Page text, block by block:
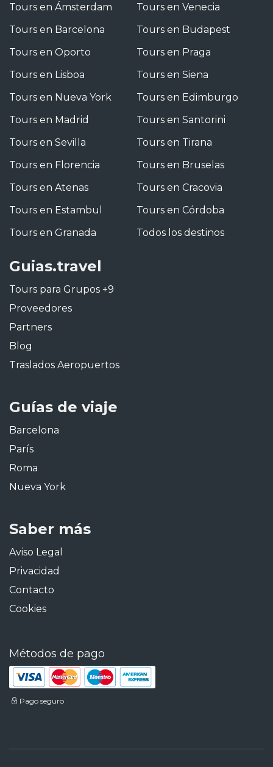
Tours en Ámsterdam
Tours en Barcelona
Tours en Oporto
Tours en Lisboa
Tours en Nueva York
Tours en Madrid
Tours en Sevilla
Tours en Florencia
Tours en Atenas
Tours en Estambul
Tours en Granada
Tours en Venecia
Tours en Budapest
Tours en Praga
Tours en Siena
Tours en Edimburgo
Tours en Santorini
Tours en Tirana
Tours en Bruselas
Tours en Cracovia
Tours en Córdoba
Todos los destinos
Guias.travel
Tours para Grupos +9
Proveedores
Partners
Blog
Traslados Aeropuertos
Guías de viaje
Barcelona
París
Roma
Nueva York
Saber más
Aviso Legal
Privacidad
Contacto
Cookies
Métodos de pago
Pago seguro